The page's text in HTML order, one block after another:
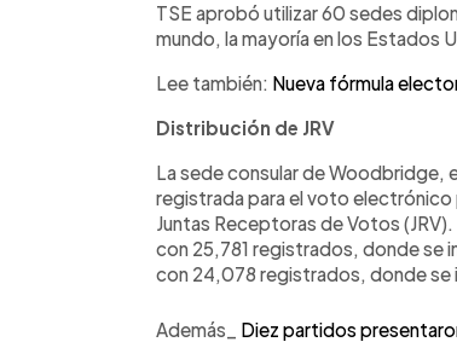
TSE aprobó utilizar 60 sedes
mundo, la mayoría en los Estados
Lee también: Nueva fórmula
Distribución de JRV
La sede consular de Woodbridge,
registrada para el voto electrónico
Juntas Receptoras de Votos
con 25,781 registrados, donde se
con 24,078 registrados, donde se
Además_ Diez partidos